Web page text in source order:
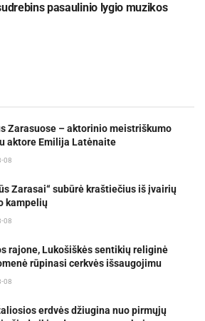
pasaulinio lygio muzikos
Zarasuose – aktorinio meistriškumo
aktore Emilija Latėnaite
08
Zarasai“ subūrė kraštiečius iš įvairių
kampelių
08
rajone, Lukošiškės sentikių religinė
rūpinasi cerkvės išsaugojimu
08
erdvės džiugina nuo pirmųjų